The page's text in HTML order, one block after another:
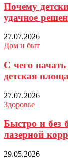
Почему
удачное
27.07.2026
Дом и быт
С чего
детская
27.07.2026
Здоровье
Быстро и без
лазерной
29.05.2026